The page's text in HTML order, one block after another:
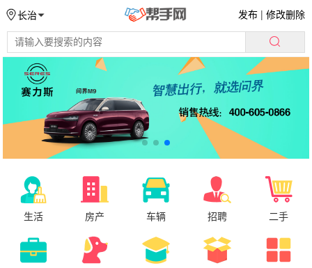
长治 发布 |修改删除
生活 房产 车辆 招聘 二手